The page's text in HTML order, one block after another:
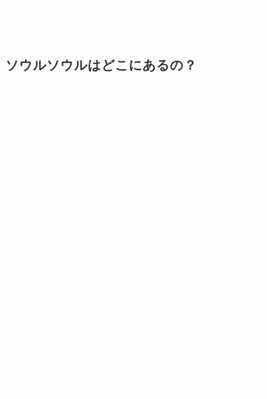
ソウルソウルはどこにあるの？